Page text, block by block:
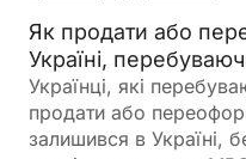
Як продати або
Україні,
Українці, які
продати або
залишився в Україні,